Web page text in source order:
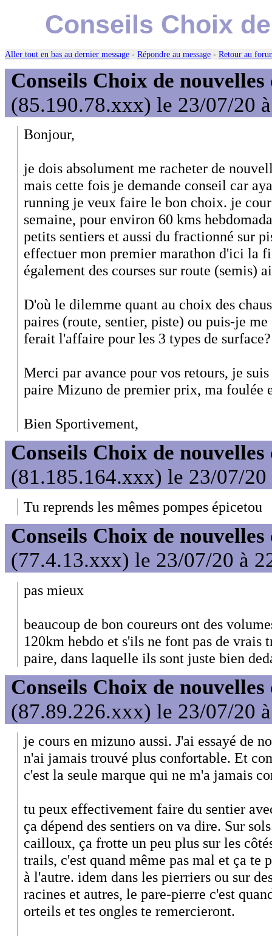
Conseils Choix
Aller tout en bas au dernier message - Répondre au message - Retour au
Conseils Choix de nouvelles
(85.190.78.xxx) le 23/07/20
Bonjour,
je dois absolument me racheter de
mais cette fois je demande conseil car
running je veux faire le bon choix. je
semaine, pour environ 60 kms
petits sentiers et aussi du fractionné sur
effectuer mon premier marathon d'ici la
également des courses sur route (semis)
D'où le dilemme quant au choix des
paires (route, sentier, piste) ou puis-je
ferait l'affaire pour les 3 types de surface?
Merci par avance pour vos retours, je
paire Mizuno de premier prix, ma foulée
Bien Sportivement,
Conseils Choix de nouvelles
(81.185.164.xxx) le 23/07/20
Tu reprends les mêmes pompes épicetou
Conseils Choix de nouvelles
(77.4.13.xxx) le 23/07/20 à
pas mieux
beaucoup de bon coureurs ont des
120km hebdo et s'ils ne font pas de vrais
paire, dans laquelle ils sont juste bien
Conseils Choix de nouvelles
(87.89.226.xxx) le 23/07/20
je cours en mizuno aussi. J'ai essayé de
n'ai jamais trouvé plus confortable. Et
c'est la seule marque qui ne m'a jamais
tu peux effectivement faire du sentier
ça dépend des sentiers on va dire. Sur
cailloux, ça frotte un peu plus sur les
trails, c'est quand même pas mal et ça te
à l'autre. idem dans les pierriers ou sur
racines et autres, le pare-pierre c'est
orteils et tes ongles te remercieront.